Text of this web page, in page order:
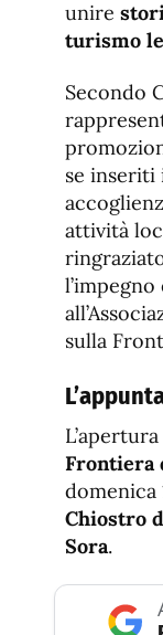
unire
turismo
Secondo
se inseriti
attività
sulla
Frontiera
domenica
Chiostro
Sora.